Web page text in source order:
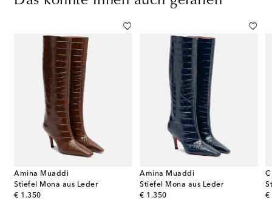
Amina Muaddi
Stiefel Mona aus Leder
€ 1.350
original price
Amina Muaddi
Stiefel Mona aus Leder
€ 1.350
original price
€